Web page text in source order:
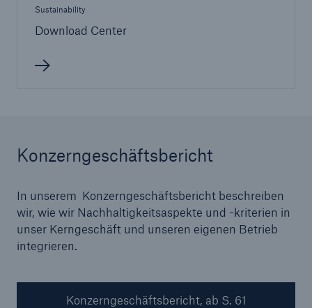
Sustainability
Download Center
Konzerngeschäftsbericht
In unserem Konzerngeschäftsbericht beschreiben
wir, wie wir Nachhaltigkeitsaspekte und -kriterien in
unser Kerngeschäft und unseren eigenen Betrieb
integrieren.
Konzerngeschäftsbericht, ab S. 61